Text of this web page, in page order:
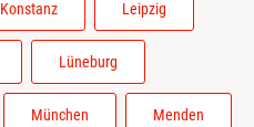
Konstanz Leipzig
Lüneburg
München Menden